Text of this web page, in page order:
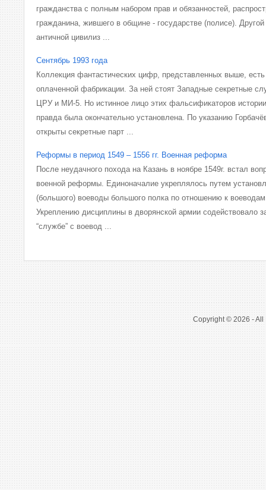
гражданства с полным набором прав и обязанностей,
гражданина, жившего в общине - государстве (полисе). Другой
античной цивилиз ...
Сентябрь 1993 года
Коллекция фантастических цифр, представленных выше,
оплаченной фабрикации. За ней стоят Западные секретные
ЦРУ и МИ-5. Но истинное лицо этих фальсификаторов
правда была окончательно установлена. По указанию
открыты секретные парт ...
Реформы в период 1549 – 1556 гг. Военная реформа
После неудачного похода на Казань в ноябре 1549г. встал
военной реформы. Единоначалие укреплялось путем
(большого) воеводы большого полка по отношению к
Укреплению дисциплины в дворянской армии содействовало
“службе” с воевод ...
Copyright © 2026 - All